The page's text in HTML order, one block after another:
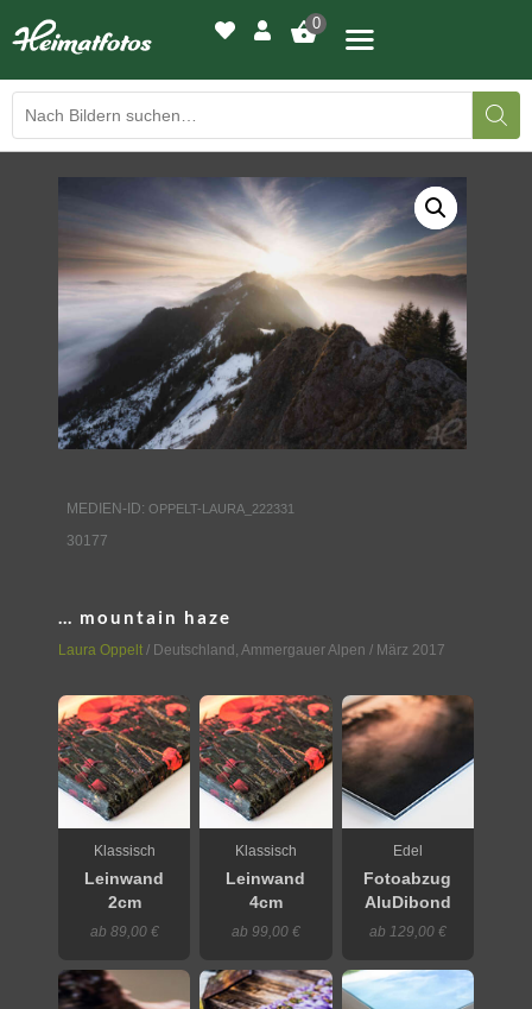
0
BILDERGALERIE
DRUCKQUALITÄTEN
LED-LEUCHTBILDER
WIR DRUCKEN IHR BILD
AUSSTELLUNGEN
KONTAKT
MEDIEN-ID: OPPELT-LAURA_222331
30177
… mountain haze
Laura Oppelt / Deutschland , Ammergauer Alpen / März 2017
Klassisch
Leinwand
2cm
ab 89,00 €
Klassisch
Leinwand
4cm
ab 99,00 €
Edel
Fotoabzug
AluDibond
ab 129,00 €